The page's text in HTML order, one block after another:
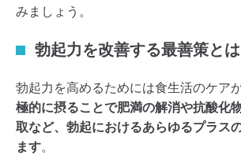
みましょう。
勃起力を改善する最善策とは
勃起力を高めるためには食生活のケアが
極的に摂ることで肥満の解消や抗酸化
取など、勃起におけるあらゆるプラス
ます。